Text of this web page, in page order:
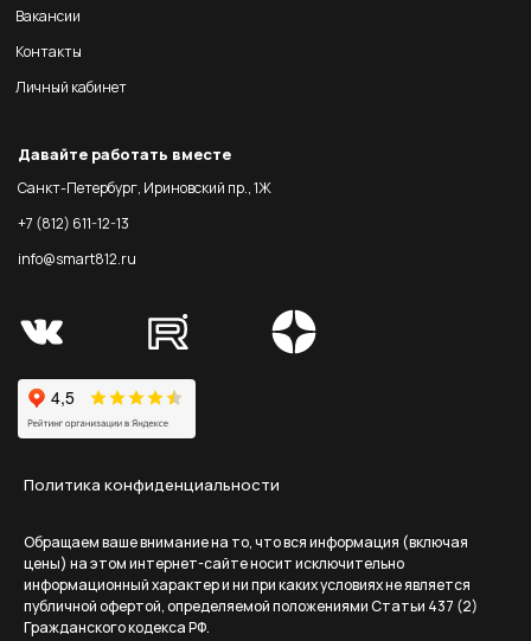
Вакансии
Контакты
Личный кабинет
Давайте работать вместе
Санкт-Петербург, Ириновский пр., 1Ж
+7 (812) 611-12-13
info@smart812.ru
Политика конфиденциальности
Обращаем ваше внимание на то, что вся информация (включая
цены) на этом интернет-сайте носит исключительно
информационный характер и ни при каких условиях не является
публичной офертой, определяемой положениями Статьи 437 (2)
Гражданского кодекса РФ.